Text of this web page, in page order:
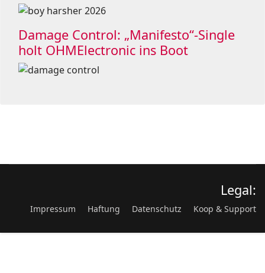
Damage Control: „Manifesto“-Single
holt OHMElectronic ins Boot
Legal:
Impressum Haftung Datenschutz Koop & Support